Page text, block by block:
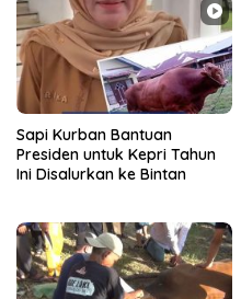
Sapi Kurban Bantuan
Presiden untuk Kepri Tahun
Ini Disalurkan ke Bintan